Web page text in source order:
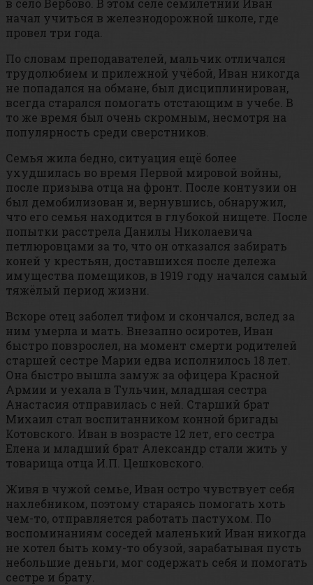
начал учиться в железнодорожной школе, где
провел три года.
По словам преподавателей, мальчик отличался
трудолюбием и прилежной учёбой, Иван никогда
не попадался на обмане, был дисциплинирован,
всегда старался помогать отстающим в учебе. В
то же время был очень скромным, несмотря на
популярность среди сверстников.
Семья жила бедно, ситуация ещё более
ухудшилась во время Первой мировой войны,
после призыва отца на фронт. После контузии он
был демобилизован и, вернувшись, обнаружил,
что его семья находится в глубокой нищете. После
попытки расстрела Данилы Николаевича
петлюровцами за то, что он отказался забирать
коней у крестьян, доставшихся после дележа
имущества помещиков, в 1919 году начался самый
тяжёлый период жизни.
Вскоре отец заболел тифом и скончался, вслед за
ним умерла и мать. Внезапно осиротев, Иван
быстро повзрослел, на момент смерти родителей
старшей сестре Марии едва исполнилось 18 лет.
Она быстро вышла замуж за офицера Красной
Армии и уехала в Тульчин, младшая сестра
Анастасия отправилась с ней. Старший брат
Михаил стал воспитанником конной бригады
Котовского. Иван в возрасте 12 лет, его сестра
Елена и младший брат Александр стали жить у
товарища отца И.П. Цешковского.
Живя в чужой семье, Иван остро чувствует себя
нахлебником, поэтому стараясь помогать хоть
чем-то, отправляется работать пастухом. По
воспоминаниям соседей маленький Иван никогда
не хотел быть кому-то обузой, зарабатывая пусть
небольшие деньги, мог содержать себя и помогать
сестре и брату.